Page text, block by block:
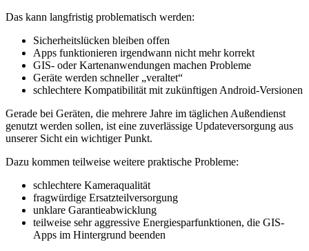
Das kann langfristig problematisch werden:
Sicherheitslücken bleiben offen
Apps funktionieren irgendwann nicht mehr korrekt
GIS- oder Kartenanwendungen machen Probleme
Geräte werden schneller „veraltet“
schlechtere Kompatibilität mit zukünftigen Android-Versionen
Gerade bei Geräten, die mehrere Jahre im täglichen Außendienst
genutzt werden sollen, ist eine zuverlässige Updateversorgung aus
unserer Sicht ein wichtiger Punkt.
Dazu kommen teilweise weitere praktische Probleme:
schlechtere Kameraqualität
fragwürdige Ersatzteilversorgung
unklare Garantieabwicklung
teilweise sehr aggressive Energiesparfunktionen, die GIS-
Apps im Hintergrund beenden